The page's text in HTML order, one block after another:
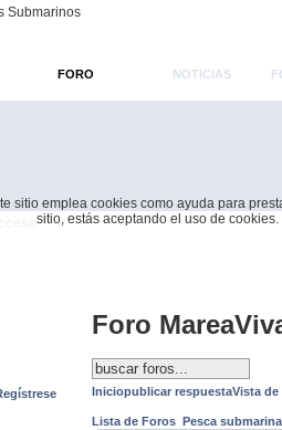
sitio emplea cookies como ayuda para
sitio, estás aceptando el uso de cookies.
FORO NOTICIAS
Foro
Iniciopublicar respuestaVista de
Lista de Foros Pesca